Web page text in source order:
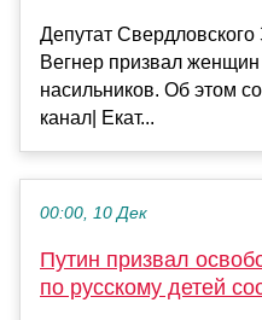
Депутат
Вегнер призвал женщин
насильников. Об этом
канал| Екат...
00:00, 10 Дек
Путин призвал
по русскому детей